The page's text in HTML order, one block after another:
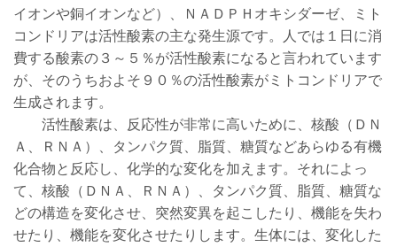
イオンや銅イオンなど）、ＮＡＤＰＨオキシダーゼ、ミト
コンドリアは活性酸素の主な発生源です。人では１日に消
費する酸素の３～５％が活性酸素になると言われています
が、そのうちおよそ９０％の活性酸素がミトコンドリアで
生成されます。
活性酸素は、反応性が非常に高いために、核酸（ＤＮ
Ａ、ＲＮＡ）、タンパク質、脂質、糖質などあらゆる有機
化合物と反応し、化学的な変化を加えます。それによっ
て、核酸（ＤＮＡ、ＲＮＡ）、タンパク質、脂質、糖質な
どの構造を変化させ、突然変異を起こしたり、機能を失わ
せたり、機能を変化させたりします。生体には、変化した